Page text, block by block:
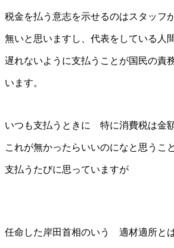
税金を払う意志を示せるのはスタッフ
無いと思いますし、代表をしている人
遅れないように支払うことが国民の責
います。
いつも支払うときに 特に消費税は金
これが無かったらいいのになと思うこ
支払うたびに思っていますが
任命した岸田首相のいう 適材適所と